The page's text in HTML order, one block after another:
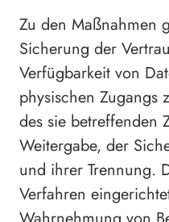
Zu den Maßnahmen
Sicherung der
Verfügbarkeit von
physischen Zugangs
des sie betreffenden
Weitergabe, der
und ihrer Trennung.
Verfahren